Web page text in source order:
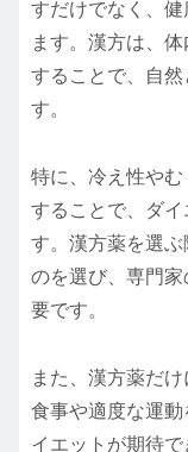
すだけでなく、
ます。漢方は、
することで、自
す。
特に、冷え性や
することで、ダ
す。漢方薬を選
のを選び、専門
要です。
また、漢方薬だ
食事や適度な運
イエットが期待